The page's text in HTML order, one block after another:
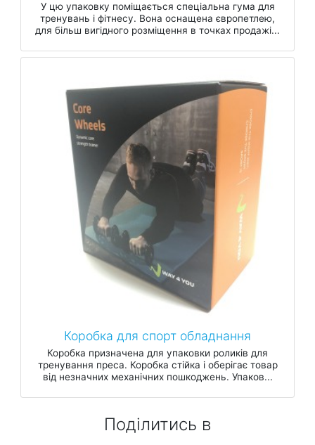
У цю упаковку поміщається спеціальна гума для
тренувань і фітнесу. Вона оснащена європетлею,
для більш вигідного розміщення в точках продажі...
Коробка для спорт обладнання
Коробка призначена для упаковки роликів для
тренування преса. Коробка стійка і оберігає товар
від незначних механічних пошкоджень. Упаков...
Поділитись в